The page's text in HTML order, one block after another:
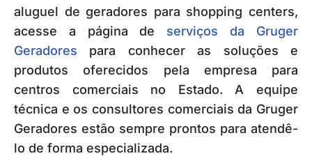
aluguel de geradores para shopping centers,
acesse a página de serviços da Gruger
Geradores para conhecer as soluções e
produtos oferecidos pela empresa para
centros comerciais no Estado. A equipe
técnica e os consultores comerciais da Gruger
Geradores estão sempre prontos para atendê-
lo de forma especializada.